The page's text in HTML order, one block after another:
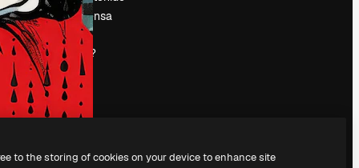
Sala de prensa
¿Buscas
magnific.ai?
to the storing of cookies on your device to enhance site